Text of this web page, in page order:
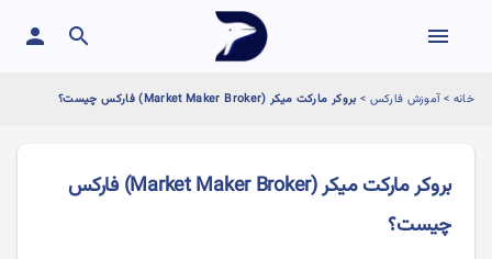
menu
search
person
خانه >آموزش فارکس > بروکر مارکت میکر (Market Maker Broker) فارکس چیست؟
بروکر مارکت میکر (Market Maker Broker) فارکس
چیست؟